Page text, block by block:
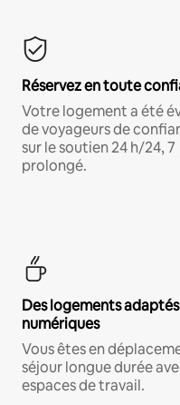
Réservez en toute
Votre logement a été
de voyageurs de
sur le soutien 24 h/24,
prolongé.
Des logements
numériques
Vous êtes en
séjour longue durée
espaces de travail.